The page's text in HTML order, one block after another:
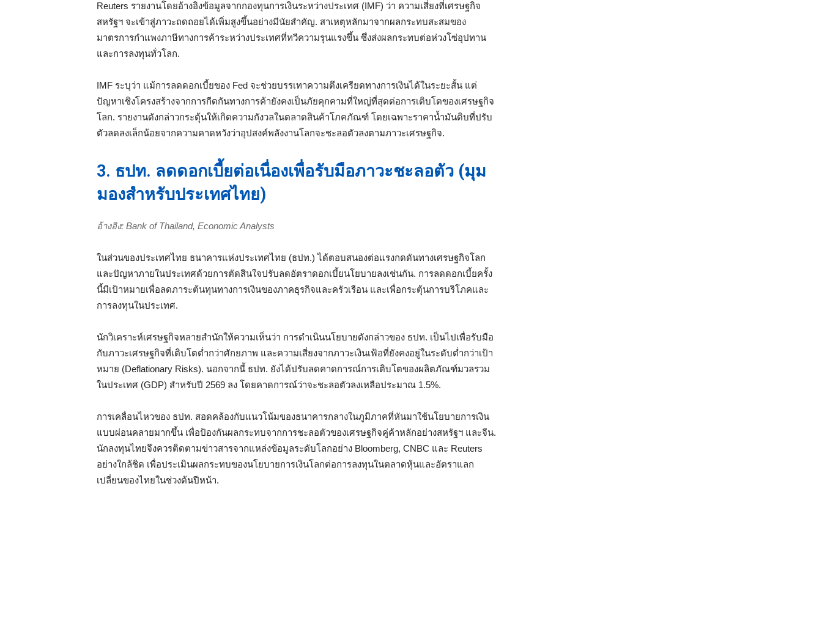
Reuters รายงานโดยอ้างอิงข้อมูลจากกองทุนการเงินระหว่างประเทศ (IMF) ว่า ความเสี่ยงที่เศรษฐกิจ
สหรัฐฯ จะเข้าสู่ภาวะถดถอยได้เพิ่มสูงขึ้นอย่างมีนัยสำคัญ. สาเหตุหลักมาจากผลกระทบสะสมของ
มาตรการกำแพงภาษีทางการค้าระหว่างประเทศที่ทวีความรุนแรงขึ้น ซึ่งส่งผลกระทบต่อห่วงโซ่อุปทาน
และการลงทุนทั่วโลก.
IMF ระบุว่า แม้การลดดอกเบี้ยของ Fed จะช่วยบรรเทาความตึงเครียดทางการเงินได้ในระยะสั้น แต่
ปัญหาเชิงโครงสร้างจากการกีดกันทางการค้ายังคงเป็นภัยคุกคามที่ใหญ่ที่สุดต่อการเติบโตของเศรษฐกิจ
โลก. รายงานดังกล่าวกระตุ้นให้เกิดความกังวลในตลาดสินค้าโภคภัณฑ์ โดยเฉพาะราคาน้ำมันดิบที่ปรับ
ตัวลดลงเล็กน้อยจากความคาดหวังว่าอุปสงค์พลังงานโลกจะชะลอตัวลงตามภาวะเศรษฐกิจ.
3. ธปท. ลดดอกเบี้ยต่อเนื่องเพื่อรับมือภาวะชะลอตัว (มุม
มองสำหรับประเทศไทย)
อ้างอิง: Bank of Thailand, Economic Analysts
ในส่วนของประเทศไทย ธนาคารแห่งประเทศไทย (ธปท.) ได้ตอบสนองต่อแรงกดดันทางเศรษฐกิจโลก
และปัญหาภายในประเทศด้วยการตัดสินใจปรับลดอัตราดอกเบี้ยนโยบายลงเช่นกัน. การลดดอกเบี้ยครั้ง
นี้มีเป้าหมายเพื่อลดภาระต้นทุนทางการเงินของภาคธุรกิจและครัวเรือน และเพื่อกระตุ้นการบริโภคและ
การลงทุนในประเทศ.
นักวิเคราะห์เศรษฐกิจหลายสำนักให้ความเห็นว่า การดำเนินนโยบายดังกล่าวของ ธปท. เป็นไปเพื่อรับมือ
กับภาวะเศรษฐกิจที่เติบโตต่ำกว่าศักยภาพ และความเสี่ยงจากภาวะเงินเฟ้อที่ยังคงอยู่ในระดับต่ำกว่าเป้า
หมาย (Deflationary Risks). นอกจากนี้ ธปท. ยังได้ปรับลดคาดการณ์การเติบโตของผลิตภัณฑ์มวลรวม
ในประเทศ (GDP) สำหรับปี 2569 ลง โดยคาดการณ์ว่าจะชะลอตัวลงเหลือประมาณ 1.5%.
การเคลื่อนไหวของ ธปท. สอดคล้องกับแนวโน้มของธนาคารกลางในภูมิภาคที่หันมาใช้นโยบายการเงิน
แบบผ่อนคลายมากขึ้น เพื่อป้องกันผลกระทบจากการชะลอตัวของเศรษฐกิจคู่ค้าหลักอย่างสหรัฐฯ และจีน.
นักลงทุนไทยจึงควรติดตามข่าวสารจากแหล่งข้อมูลระดับโลกอย่าง Bloomberg, CNBC และ Reuters
อย่างใกล้ชิด เพื่อประเมินผลกระทบของนโยบายการเงินโลกต่อการลงทุนในตลาดหุ้นและอัตราแลก
เปลี่ยนของไทยในช่วงต้นปีหน้า.